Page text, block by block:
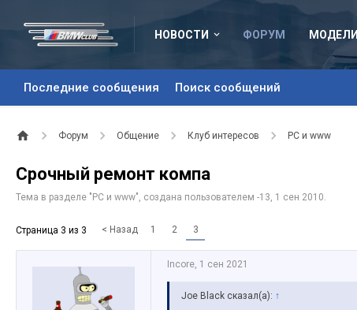
НОВОСТИ ФОРУМ
Последние сообщения Поиск сообщений
МОДЕЛИ
Форум Общение Клуб интересов PC и www
Срочный ремонт компа
Тема в разделе " PC и www", создана пользователем -13, 1 сен 2010.
Страница 3 из 3 < Назад 1 2 3
Incore, 1 сен 2021
Joe Black сказал(а): ↑